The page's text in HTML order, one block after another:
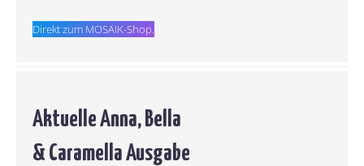
Direkt zum MOSAIK-Shop.
Aktuelle Anna, Bella
& Caramella Ausgabe